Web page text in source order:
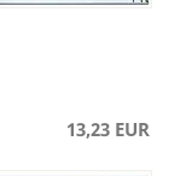
13,23 EUR